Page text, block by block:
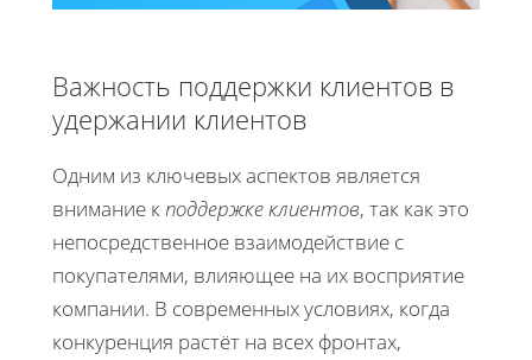
Важность поддержки клиентов в
удержании клиентов
Одним из ключевых аспектов является
внимание кподдержке клиентов, так как это
непосредственное взаимодействие с
покупателями, влияющее на их восприятие
компании. В современных условиях, когда
конкуренция растёт на всех фронтах,